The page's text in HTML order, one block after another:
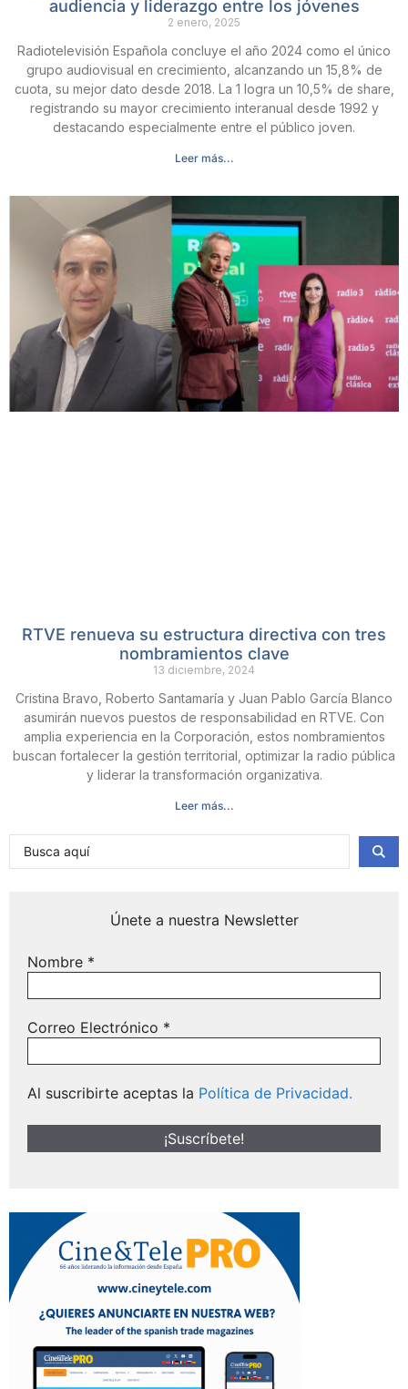
audiencia y liderazgo entre los jóvenes
2 enero, 2025
Radiotelevisión Española concluye el año 2024 como el único
grupo audiovisual en crecimiento, alcanzando un 15,8% de
cuota, su mejor dato desde 2018. La 1 logra un 10,5% de share,
registrando su mayor crecimiento interanual desde 1992 y
destacando especialmente entre el público joven.
Leer más...
RTVE renueva su estructura directiva con tres
nombramientos clave
13 diciembre, 2024
Cristina Bravo, Roberto Santamaría y Juan Pablo García Blanco
asumirán nuevos puestos de responsabilidad en RTVE. Con
amplia experiencia en la Corporación, estos nombramientos
buscan fortalecer la gestión territorial, optimizar la radio pública
y liderar la transformación organizativa.
Leer más...
Únete a nuestra Newsletter
Nombre *
Correo Electrónico *
Al suscribirte aceptas la Política de Privacidad.